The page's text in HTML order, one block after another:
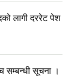
लागी दररेट पेश
सम्बन्धी सूचना ।